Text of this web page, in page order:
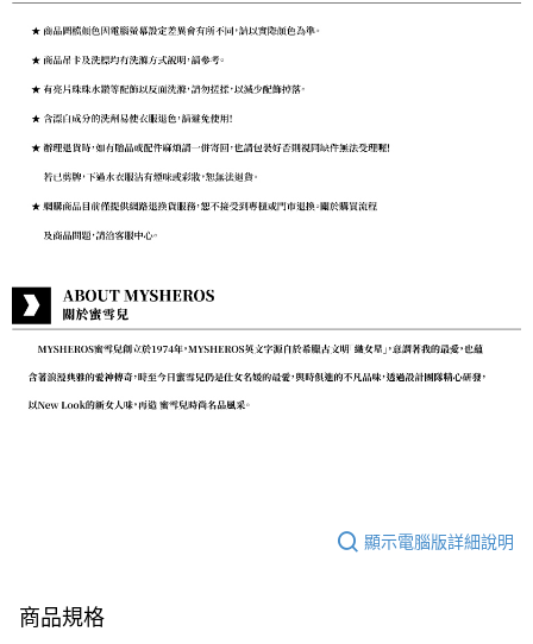
顯示電腦版詳細說明
商品規格